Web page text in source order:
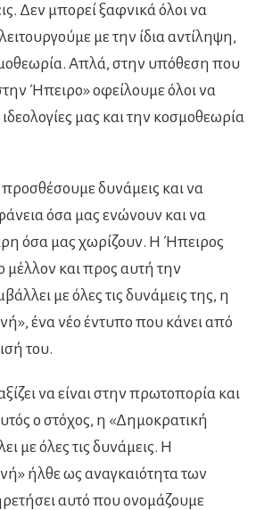
Δεν μπορεί ξαφνικά όλοι να
με την ίδια αντίληψη,
Απλά, στην υπόθεση που
Ήπειρο» οφείλουμε όλοι να
μας και την κοσμοθεωρία
δυνάμεις και να
όσα μας ενώνουν και να
όσα μας χωρίζουν. Η Ήπειρος
μέλλον και προς αυτή την
με όλες τις δυνάμεις της, η
ένα νέο έντυπο που κάνει από
του.
να είναι στην πρωτοπορία και
ο στόχος, η «Δημοκρατική
με όλες τις δυνάμεις. Η
ήλθε ως αναγκαιότητα των
αυτό που ονομάζουμε